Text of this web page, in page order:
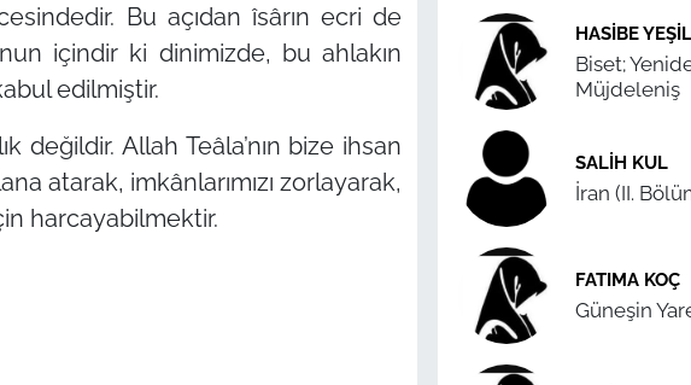
Bu açıdan îsârın ecri de
içindir ki dinimizde, bu ahlakın
edilmiştir.
değildir. Allah Teâla’nın bize ihsan
atarak, imkânlarımızı zorlayarak,
harcayabilmektir.
HASIBE YEŞIL
Biset;
Müjdeleniş
SALIH KUL
İran (II.
FATIMA KOÇ
Güneşin